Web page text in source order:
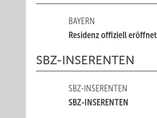
BAYERN
Residenz offiziell eröffnet
SBZ-INSERENTEN
SBZ-INSERENTEN
SBZ-INSERENTEN